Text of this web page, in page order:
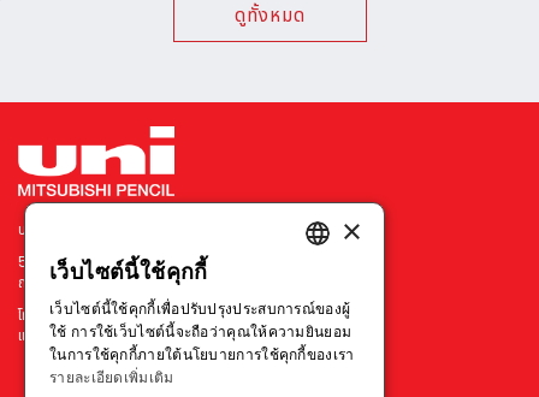
ดูทั้งหมด
บริษัท มิตซูบิชิ เพนซิล ประเทศไทย จำกัด
540 อาคารเมอร์คิวรี่ ทาวเวอร์ ชั้น 7 ยูนิต 702
ถนนเพลินจิต แขวงลุมพินี เขตปทุมวัน กรุงเทพฯ 10330
โทร : +66 211 79314-5
แฟกซ์ : +66 211 73595
THAI
VIETNAMESE
×
เว็บไซต์นี้ใช้คุกกี้
เว็บไซต์นี้ใช้คุกกี้เพื่อปรับปรุงประสบการณ์ของผู้
ใช้ การใช้เว็บไซต์นี้จะถือว่าคุณให้ความยินยอม
ในการใช้คุกกี้ภายใต้นโยบายการใช้คุกกี้ของเรา
รายละเอียดเพิ่มเติม